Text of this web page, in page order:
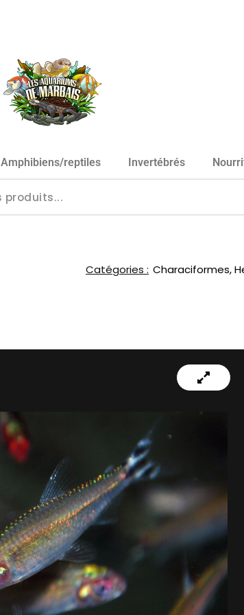
Amphibiens/reptiles Invertébrés
Catégories : Characiformes,